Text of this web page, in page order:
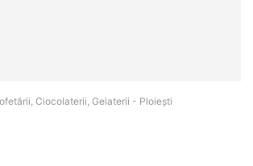
Ciocolaterii, Gelaterii - Ploieşti